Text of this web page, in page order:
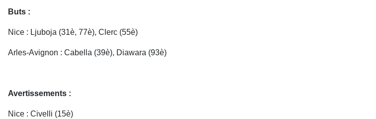
Buts :
Nice : Ljuboja (31è, 77è), Clerc (55è)
Arles-Avignon : Cabella (39è), Diawara (93è)
Avertissements :
Nice : Civelli (15è)